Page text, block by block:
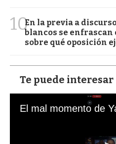
10En la previa a
blancos se
sobre qué oposición
Te puede interesar